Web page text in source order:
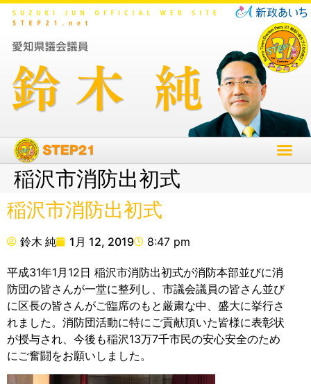
稲沢市消防出初式
稲沢市消防出初式
鈴木 純 1月 12, 2019 8:47 pm
平成31年1月12日 稲沢市消防出初式が消防本部並びに消
防団の皆さんが一堂に整列し、市議会議員の皆さん並び
に区長の皆さんがご臨席のもと厳粛な中、盛大に挙行さ
れました。消防団活動に特にご貢献頂いた皆様に表彰状
が授与され、今後も稲沢13万7千市民の安心安全のため
にご奮闘をお願いしました。